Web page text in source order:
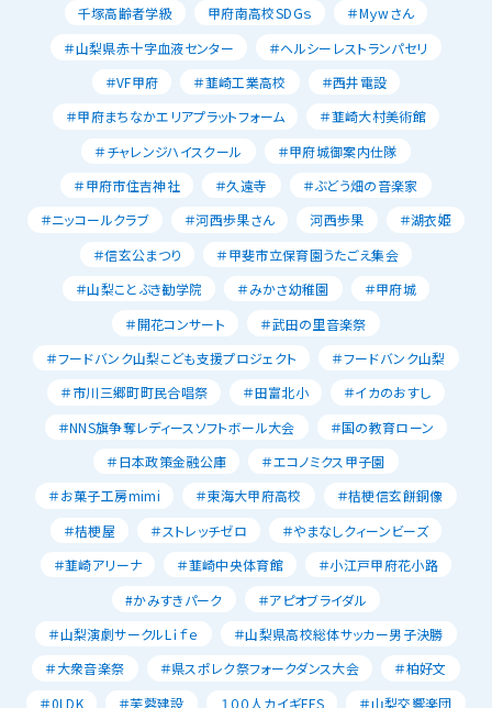
千塚高齢者学級
甲府南高校SDGｓ
＃Mｙwさん
＃山梨県赤十字血液センター
＃ヘルシーレストランパセリ
＃VF甲府
＃韮崎工業高校
＃西井電設
＃甲府まちなかエリアプラットフォーム
＃韮崎大村美術館
＃チャレンジハイスクール
＃甲府城御案内仕隊
＃甲府市住吉神社
＃久遠寺
＃ぶどう畑の音楽家
＃ニッコールクラブ
＃河西歩果さん 河西歩果
＃湖衣姫
＃信玄公まつり
＃甲斐市立保育園うたごえ集会
＃山梨ことぶき勧学院
＃みかさ幼稚園
＃甲府城
＃開花コンサート
＃武田の里音楽祭
＃フードバンク山梨こども支援プロジェクト
＃フードバンク山梨
＃市川三郷町町民合唱祭
＃田富北小
＃イカのおすし
＃NNS旗争奪レディースソフトボール大会
＃国の教育ローン
＃日本政策金融公庫
＃エコノミクス甲子園
＃お菓子工房mimi
＃東海大甲府高校
＃桔梗信玄餅銅像
＃桔梗屋
＃ストレッチゼロ
＃やまなしクィーンビーズ
＃韮崎アリーナ
＃韮崎中央体育館
＃小江戸甲府花小路
#かみすきパーク
＃アピオブライダル
＃山梨演劇サークルLｉｆｅ
＃山梨県高校総体サッカー男子決勝
＃大衆音楽祭
＃県スポレク祭フォークダンス大会
＃柏好文
＃0LDK
＃芙蓉建設 １００人カイギFES ＃山梨交響楽団